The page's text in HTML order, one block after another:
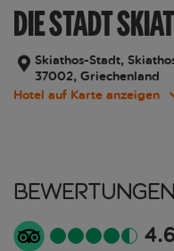
DIE STADT
Skiathos-Stadt,
37002, Griechenland
Hotel auf Karte anzeigen
Bewertungen
4.6